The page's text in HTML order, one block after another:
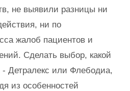
не выявили разницы ни
ни по
жалоб пациентов и
Сделать выбор, какой
- Детралекс или Флебодиа,
из особенностей